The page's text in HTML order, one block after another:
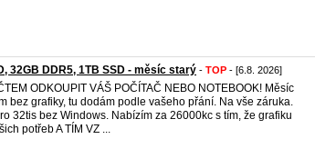
32GB DDR5, 1TB SSD - měsíc starý - TOP - [6.8. 2026]
ODKOUPIT VÁŠ POČÍTAČ NEBO NOTEBOOK! Měsíc
bez grafiky, tu dodám podle vašeho přání. Na vše záruka.
32tis bez Windows. Nabízím za 26000kc s tím, že grafiku
potřeb A TÍM VZ ...